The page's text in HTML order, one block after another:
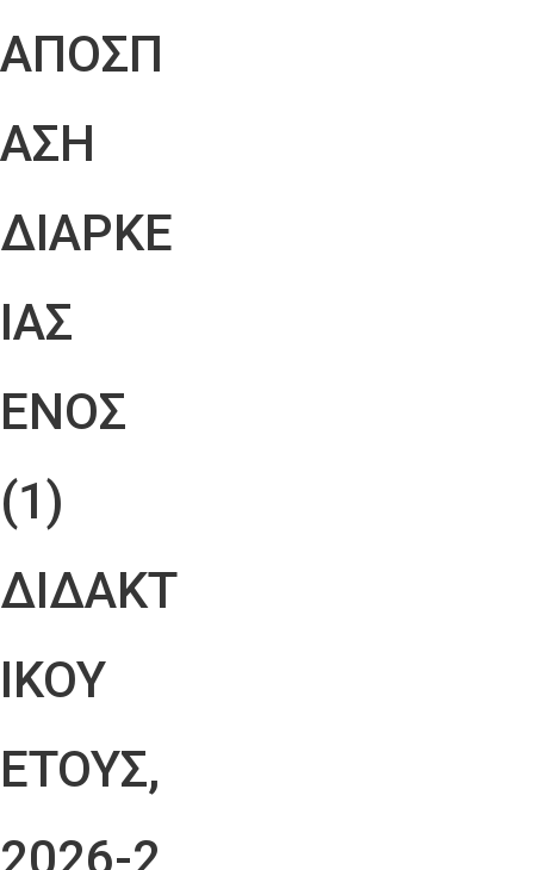
ΑΠΟΣΠ
ΑΣΗ
ΔΙΑΡΚΕ
ΙΑΣ
ΕΝΟΣ
(1)
ΔΙΔΑΚΤ
ΙΚΟΥ
ΕΤΟΥΣ,